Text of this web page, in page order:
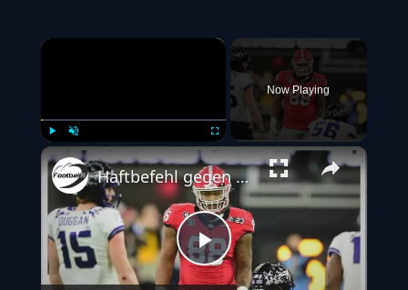
×
Unmute Fullscreen
Now Playing
Play
Haftbefehl gegen potenziellen First Overall Pick im NFL Draft 2023